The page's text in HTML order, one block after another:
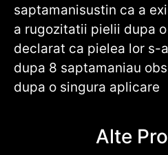
saptamanisustin ca a
a rugozitatii pielii dupa
declarat ca pielea lor s-
dupa 8 saptamaniau
dupa o singura aplicare
Alte